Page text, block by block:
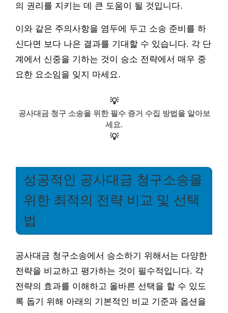
의 권리를 지키는 데 큰 도움이 될 것입니다.
이와 같은 주의사항을 염두에 두고 소송 준비를 하
신다면 보다 나은 결과를 기대할 수 있습니다. 각 단
계에서 신중을 기하는 것이 승소 전략에서 매우 중
요한 요소임을 잊지 마세요.
💡
공사대금 청구 소송을 위한 필수 증거 수집 방법을 알아보
세요.
💡
성공적인 공사대금 청구소송을
위한 최적의 전략 비교 및 선택
법
공사대금 청구소송에서 승소하기 위해서는 다양한
전략을 비교하고 평가하는 것이 필수적입니다. 각
전략의 효과를 이해하고 올바른 선택을 할 수 있도
록 돕기 위해 아래의 기본적인 비교 기준과 옵션을